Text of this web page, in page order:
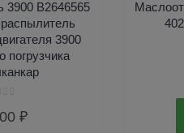
3900 B2646565
3900
погрузчика
₽